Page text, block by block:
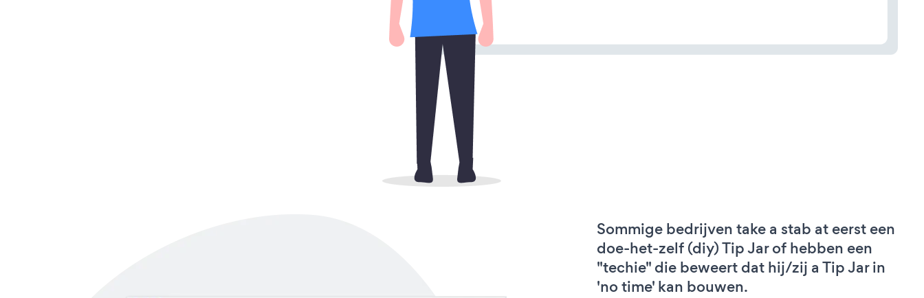
Sommige bedrijven take a stab at eerst een
doe-het-zelf (diy) Tip Jar of hebben een
"techie" die beweert dat hij/zij a Tip Jar in
'no time' kan bouwen.